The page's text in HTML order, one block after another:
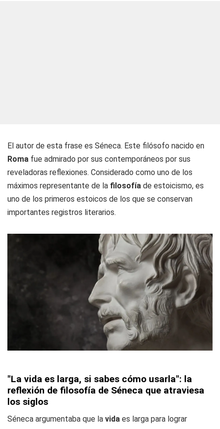
El autor de esta frase es Séneca. Este filósofo nacido en
Roma fue admirado por sus contemporáneos por sus
reveladoras reflexiones. Considerado como uno de los
máximos representante de la filosofía de estoicismo, es
uno de los primeros estoicos de los que se conservan
importantes registros literarios.
"La vida es larga, si sabes cómo usarla": la
reflexión de filosofía de Séneca que atraviesa
los siglos
Séneca argumentaba que la vida es larga para lograr